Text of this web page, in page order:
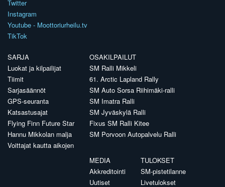
Twitter
Instagram
Youtube - Moottoriurheilu.tv
TikTok
SARJA
Luokat ja kilpailijat
Tiimit
Sarjasäännöt
GPS-seuranta
Katsastusajat
Flying Finn Future Star
Hannu Mikkolan malja
Voittajat kautta aikojen
OSAKILPAILUT
SM Ralli Mikkeli
61. Arctic Lapland Rally
SM Auto Sorsa Riihimäki-ralli
SM Imatra Ralli
SM Jyväskylä Ralli
Fixus SM Ralli Kitee
SM Porvoon Autopalvelu Ralli
MEDIA
Akkreditointi
Uutiset
TULOKSET
SM-pistetilanne
Livetulokset